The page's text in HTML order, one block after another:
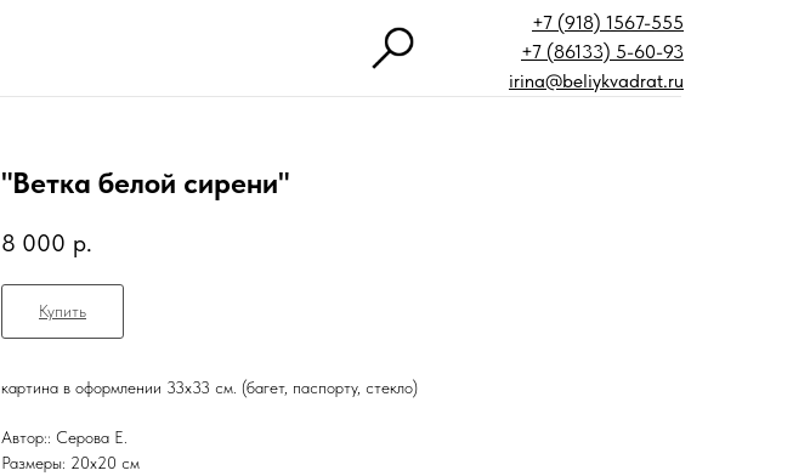
+7 (918) 1567-555
+7 (86133) 5-60-93
irina@beliykvadrat.ru
"Ветка белой сирени"
8 000 р.
Купить
картина в оформлении 33х33 см. (багет, паспорту, стекло)
Автор:: Серова Е.
Размеры: 20x20 см